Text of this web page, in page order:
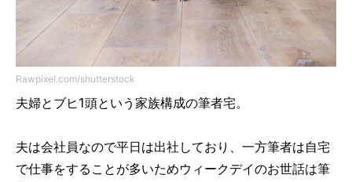
Rawpixel.com/shutterstock
夫婦とブヒ1頭という家族構成の筆者宅。
夫は会社員なので平日は出社しており、一方筆者は自宅
で仕事をすることが多いためウィークデイのお世話は筆